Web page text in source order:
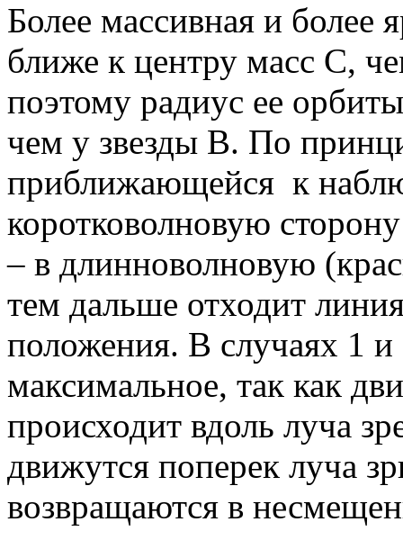
Более массивная и более
ближе к центру масс С,
поэтому радиус ее
чем у звезды В. По
приближающейся к
коротковолновую
– в длинноволновую
тем дальше отходит
положения. В случаях 1
максимальное, так как
происходит вдоль луча
движутся поперек луча
возвращаются в